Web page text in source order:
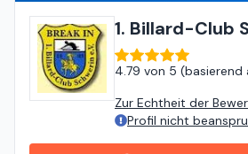
1. Billard-Club
4.79 von 5 (basierend
Zur Echtheit der
Profil nicht